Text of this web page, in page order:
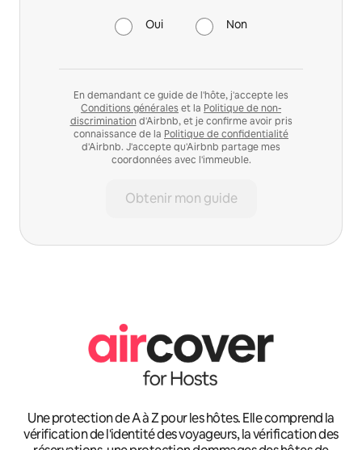
Oui Non
En demandant ce guide de l'hôte, j'accepte les
Conditions générales et la Politique de non-
discrimination d'Airbnb, et je confirme avoir pris
connaissance de la Politique de confidentialité
d'Airbnb. J'accepte qu'Airbnb partage mes
coordonnées avec l'immeuble.
Obtenir mon guide
Une protection de A à Z pour les hôtes. Elle comprend la
vérification de l'identité des voyageurs, la vérification des